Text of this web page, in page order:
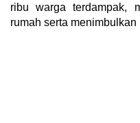
ribu warga terdampak,
rumah serta menimbulkan